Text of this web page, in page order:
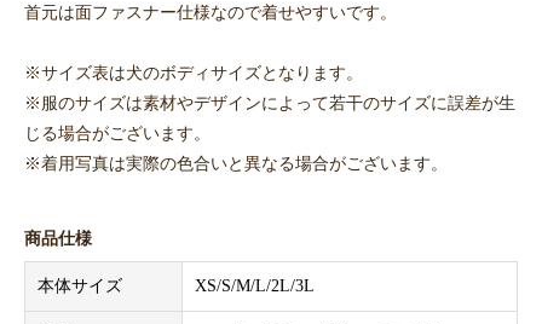
首元は面ファスナー仕様なので着せやすいです。
※サイズ表は犬のボディサイズとなります。
※服のサイズは素材やデザインによって若干のサイズに誤差が生
じる場合がございます。
※着用写真は実際の色合いと異なる場合がございます。
商品仕様
本体サイズ XS/S/M/L/2L/3L